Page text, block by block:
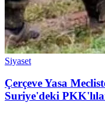
Siyaset
Çerçeve Yasa
Suriye'deki